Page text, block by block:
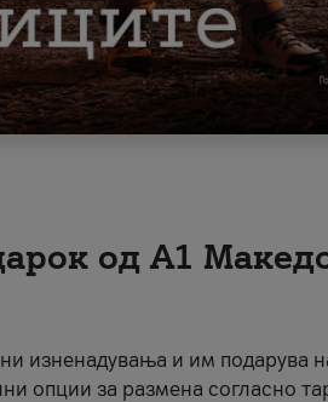
од А1
изненадувања и им подарува
опции за размена согласно